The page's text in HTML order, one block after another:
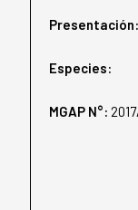
Presentación:
Especies:
MGAP N°: